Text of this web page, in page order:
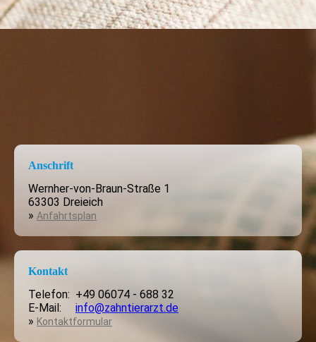
Anschrift
Wernher-von-Braun-Straße 1
63303 Dreieich
» Anfahrtsplan
Kontakt
Telefon: +49 06074 - 688 32
E-Mail: info@zahntierarzt.de
» Kontaktformular